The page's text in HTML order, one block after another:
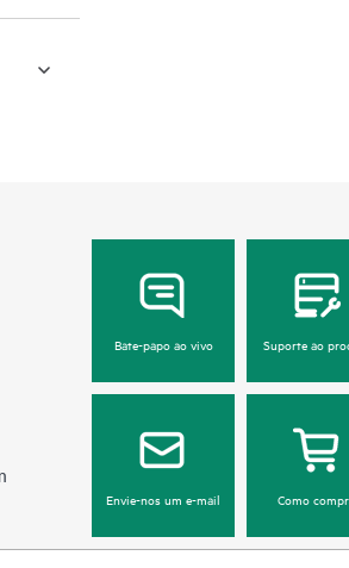
Bate-papo ao vivo Suporte ao
Envie-nos um e-mail Como